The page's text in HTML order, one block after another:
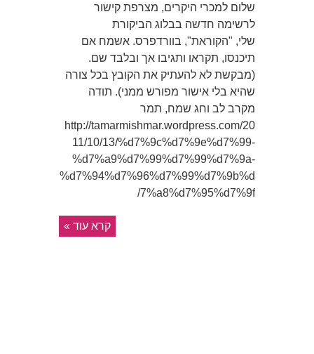
שלום למכרי היקרים, מצרפת קישור
לרשימה חדשה בבלוג הביקורת
שלי, "הקוראת", בוורדפרס. אשמח אם
תיכנסו, תקראו ותגיבו אך ובלבד שם.
(מבקשת לא להעתיק את הקובץ בכל צורה
שהיא בלי אישור מפורש ממני). תודה
מקרב לב וחג שמח, תמר
http://tamarmishmar.wordpress.com/20
11/10/13/%d7%9c%d7%9e%d7%99-
%d7%a9%d7%99%d7%99%d7%9a-
%d7%94%d7%96%d7%99%d7%9b%d
7%a8%d7%95%d7%9f/
קרא עוד »